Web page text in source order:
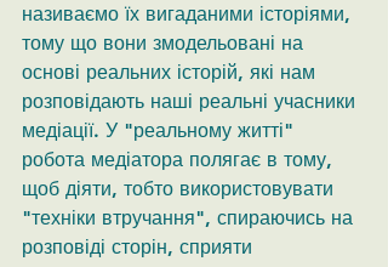
називаємо їх вигаданими історіями,
тому що вони змодельовані на
основі реальних історій, які нам
розповідають наші реальні учасники
медіації. У "реальному житті"
робота медіатора полягає в тому,
щоб діяти, тобто використовувати
"техніки втручання", спираючись на
розповіді сторін, сприяти